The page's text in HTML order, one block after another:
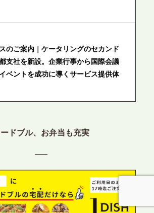
のご案内｜ケータリングのセカンド
支社を新設。企業行事から国際会議
ベントを成功に導くサービス提供体
のご案内｜ケータリングのセカンド
大する出張パーティー・ケータリン
のご案内｜夏の社内親睦が、配属後
ドブル、お弁当も充実